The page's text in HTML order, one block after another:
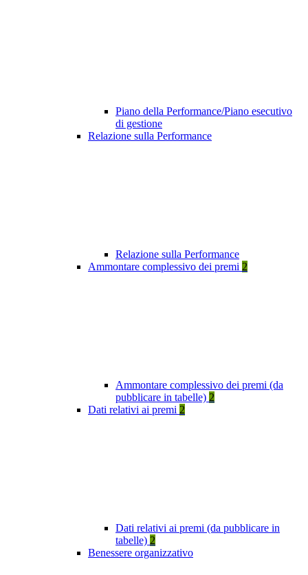
Piano della Performance/Piano esecutivo
di gestione
Relazione sulla Performance
Relazione sulla Performance
Ammontare complessivo dei premi 2
Ammontare complessivo dei premi (da
pubblicare in tabelle) 2
Dati relativi ai premi 2
Dati relativi ai premi (da pubblicare in
tabelle) 2
Benessere organizzativo